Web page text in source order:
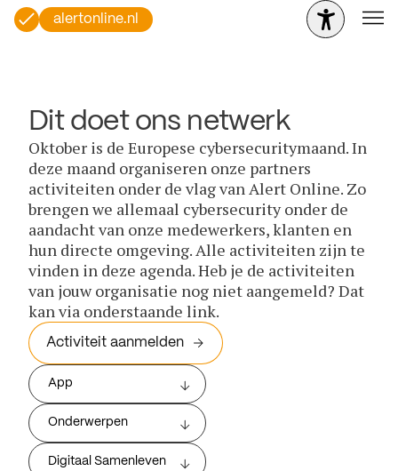
alertonline.nl
Dit doet ons netwerk
Oktober is de Europese cybersecuritymaand. In
deze maand organiseren onze partners
activiteiten onder de vlag van Alert Online. Zo
brengen we allemaal cybersecurity onder de
aandacht van onze medewerkers, klanten en
hun directe omgeving. Alle activiteiten zijn te
vinden in deze agenda. Heb je de activiteiten
van jouw organisatie nog niet aangemeld? Dat
kan via onderstaande link.
Activiteit aanmelden
App
Onderwerpen
Digitaal Samenleven